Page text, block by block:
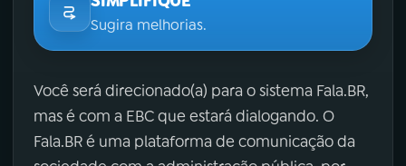
Sugira melhorias.
Você será direcionado(a) para o sistema Fala.BR,
mas é com a EBC que estará dialogando. O
Fala.BR é uma plataforma de comunicação da